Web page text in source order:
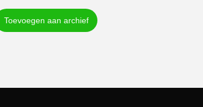
Toevoegen aan archief